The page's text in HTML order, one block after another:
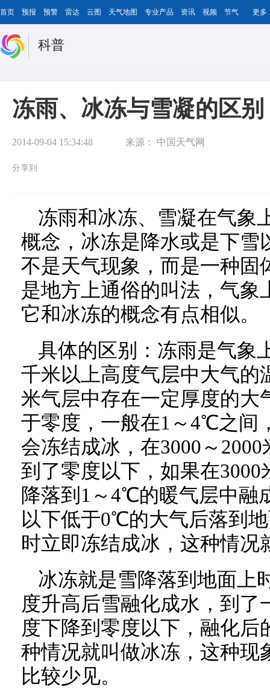
首页 预报 预警 雷达 云图 天气地图 专业产品 资讯 视频 节气 更多
科普
冻雨、冰冻与雪凝的区别
2014-09-04 15:34:48 来源： 中国天气网
分享到
冻雨和冰冻、雪凝在气象
概念，冰冻是降水或是下雪
不是天气现象，而是一种固
是地方上通俗的叫法，气象
它和冰冻的概念有点相似。
具体的区别：冻雨是气象
千米以上高度气层中大气的
米气层中存在一定厚度的大
于零度，一般在1～4℃之间
会冻结成冰，在3000～
到了零度以下，如果在
降落到1～4℃的暖气层中融
以下低于0℃的大气后落到
时立即冻结成冰，这种情况
冰冻就是雪降落到地面上
度升高后雪融化成水，到
度下降到零度以下，融化
种情况就叫做冰冻，这种现
比较少见。